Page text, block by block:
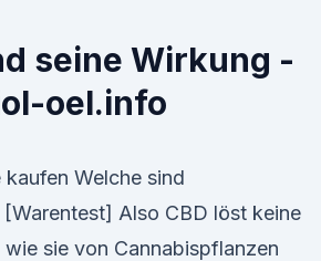
seine Wirkung -
oel.info
Welche sind
Also CBD löst keine
wie sie von Cannabispflanzen